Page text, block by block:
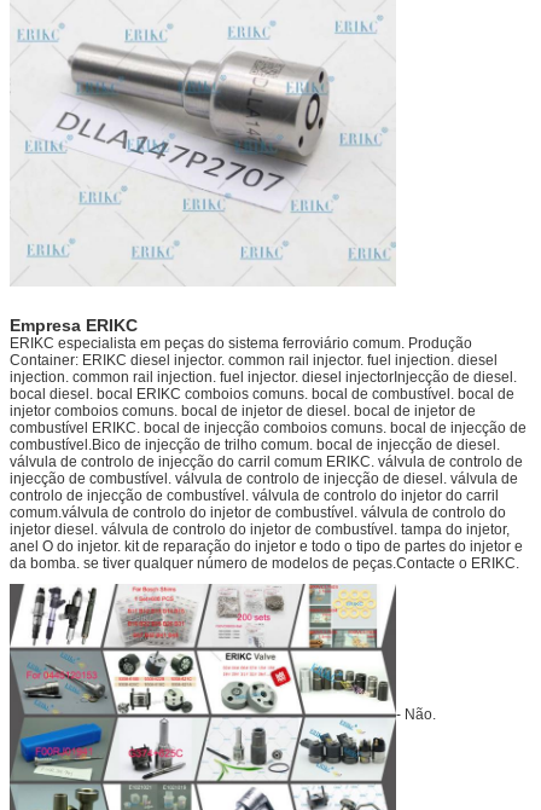
Empresa ERIKC
ERIKC especialista em peças do sistema ferroviário comum. Produção
Container: ERIKC diesel injector. common rail injector. fuel injection. diesel
injection. common rail injection. fuel injector. diesel injectorInjecção de diesel.
bocal diesel. bocal ERIKC comboios comuns. bocal de combustível. bocal de
injetor comboios comuns. bocal de injetor de diesel. bocal de injetor de
combustível ERIKC. bocal de injecção comboios comuns. bocal de injecção de
combustível.Bico de injecção de trilho comum. bocal de injecção de diesel.
válvula de controlo de injecção do carril comum ERIKC. válvula de controlo de
injecção de combustível. válvula de controlo de injecção de diesel. válvula de
controlo de injecção de combustível. válvula de controlo do injetor do carril
comum.válvula de controlo do injetor de combustível. válvula de controlo do
injetor diesel. válvula de controlo do injetor de combustível. tampa do injetor,
anel O do injetor. kit de reparação do injetor e todo o tipo de partes do injetor e
da bomba. se tiver qualquer número de modelos de peças.Contacte o ERIKC.
- Não.